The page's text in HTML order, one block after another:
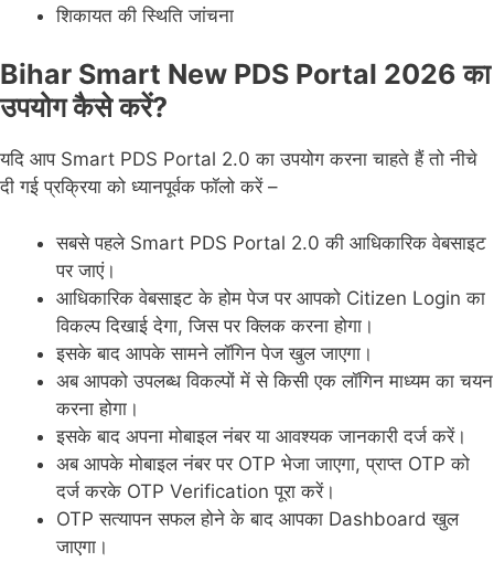
शिकायत की स्थिति जांचना
Bihar Smart New PDS Portal 2026 का
उपयोग कैसे करें?
यदि आप Smart PDS Portal 2.0 का उपयोग करना चाहते हैं तो नीचे
दी गई प्रक्रिया को ध्यानपूर्वक फॉलो करें –
सबसे पहले Smart PDS Portal 2.0 की आधिकारिक वेबसाइट
पर जाएं।
आधिकारिक वेबसाइट के होम पेज पर आपको Citizen Login का
विकल्प दिखाई देगा, जिस पर क्लिक करना होगा।
इसके बाद आपके सामने लॉगिन पेज खुल जाएगा।
अब आपको उपलब्ध विकल्पों में से किसी एक लॉगिन माध्यम का चयन
करना होगा।
इसके बाद अपना मोबाइल नंबर या आवश्यक जानकारी दर्ज करें।
अब आपके मोबाइल नंबर पर OTP भेजा जाएगा, प्राप्त OTP को
दर्ज करके OTP Verification पूरा करें।
OTP सत्यापन सफल होने के बाद आपका Dashboard खुल
जाएगा।